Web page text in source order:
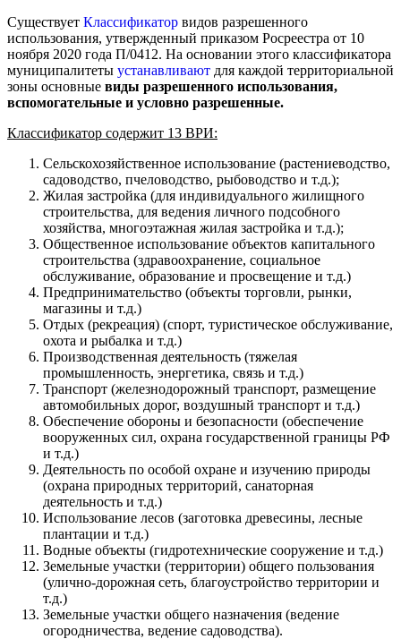
Существует Классификатор видов разрешенного
использования, утвержденный приказом Росреестра от 10
ноября 2020 года П/0412. На основании этого классификатора
муниципалитеты устанавливают для каждой территориальной
зоны основные виды разрешенного использования,
вспомогательные и условно разрешенные.
Классификатор содержит 13 ВРИ:
Сельскохозяйственное использование (растениеводство,
садоводство, пчеловодство, рыбоводство и т.д.);
Жилая застройка (для индивидуального жилищного
строительства, для ведения личного подсобного
хозяйства, многоэтажная жилая застройка и т.д.);
Общественное использование объектов капитального
строительства (здравоохранение, социальное
обслуживание, образование и просвещение и т.д.)
Предпринимательство (объекты торговли, рынки,
магазины и т.д.)
Отдых (рекреация) (спорт, туристическое обслуживание,
охота и рыбалка и т.д.)
Производственная деятельность (тяжелая
промышленность, энергетика, связь и т.д.)
Транспорт (железнодорожный транспорт, размещение
автомобильных дорог, воздушный транспорт и т.д.)
Обеспечение обороны и безопасности (обеспечение
вооруженных сил, охрана государственной границы РФ
и т.д.)
Деятельность по особой охране и изучению природы
(охрана природных территорий, санаторная
деятельность и т.д.)
Использование лесов (заготовка древесины, лесные
плантации и т.д.)
Водные объекты (гидротехнические сооружение и т.д.)
Земельные участки (территории) общего пользования
(улично-дорожная сеть, благоустройство территории и
т.д.)
Земельные участки общего назначения (ведение
огородничества, ведение садоводства).